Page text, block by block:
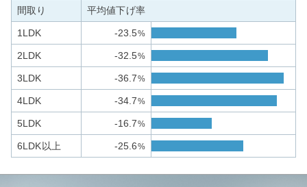
間取り 平均値下げ率
1LDK -23.5%
2LDK -32.5%
3LDK -36.7%
4LDK -34.7%
5LDK -16.7%
6LDK以上 -25.6%